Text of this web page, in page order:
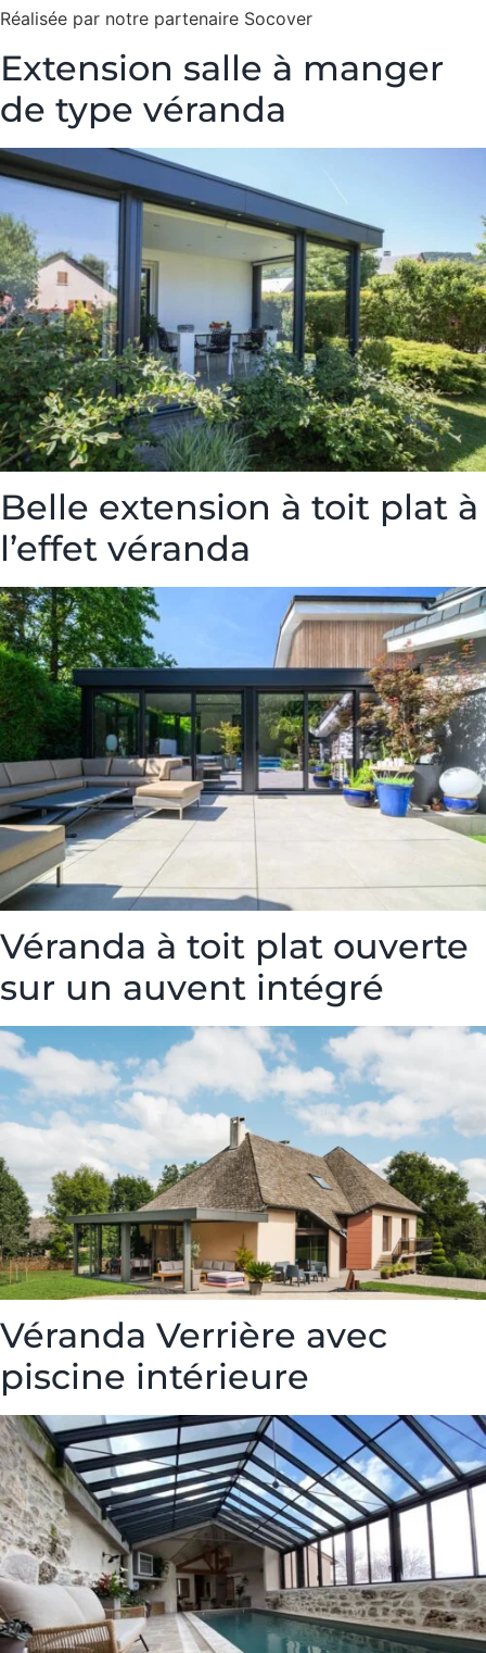
Réalisée par notre partenaire Socover
Extension salle à manger
de type véranda
Belle extension à toit plat à
l’effet véranda
Véranda à toit plat ouverte
sur un auvent intégré
Véranda Verrière avec
piscine intérieure